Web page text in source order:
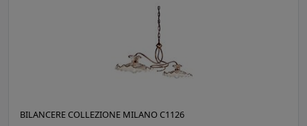
BILANCERE COLLEZIONE MILANO C1126